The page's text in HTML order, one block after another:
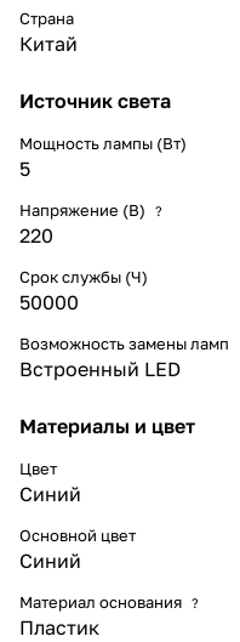
Страна
Китай
Источник света
Мощность лампы (Вт)
5
Напряжение (В) ?
220
Срок службы (Ч)
50000
Возможность замены ламп
Встроенный LED
Материалы и цвет
Цвет
Синий
Основной цвет
Синий
Материал основания ?
Пластик